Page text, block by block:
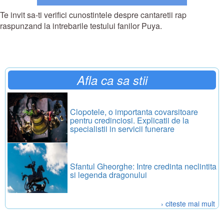
Te invit sa-ti verifici cunostintele despre cantaretii rap
raspunzand la intrebarile testului fanilor Puya.
Afla ca sa stii
Clopotele, o importanta covarsitoare
pentru credinciosi. Explicatii de la
specialistii in servicii funerare
Sfantul Gheorghe: Intre credinta neclintita
si legenda dragonului
› citeste mai mult